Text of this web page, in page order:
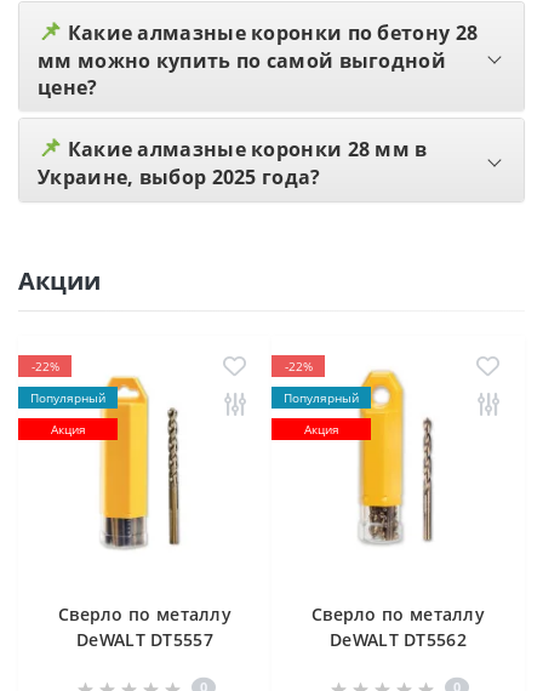
📌 Какие алмазные коронки по бетону 28
мм можно купить по самой выгодной
цене?
📌 Какие алмазные коронки 28 мм в
Украине, выбор 2025 года?
Акции
-22%
Популярный
Акция
Cверлo по металлу
DeWALT DT5557
0
-22%
Популярный
Акция
Cверлo по металлу
DeWALT DT5562
0